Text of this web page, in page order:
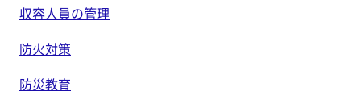
収容人員の管理
防火対策
防災教育